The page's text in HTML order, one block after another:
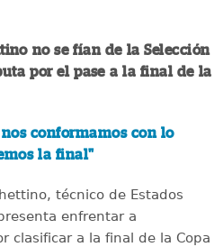
no se fían de la Selección
por el pase a la final de la
nos conformamos con lo
la final"
técnico de Estados
enfrentar a
clasificar a la final de la Copa